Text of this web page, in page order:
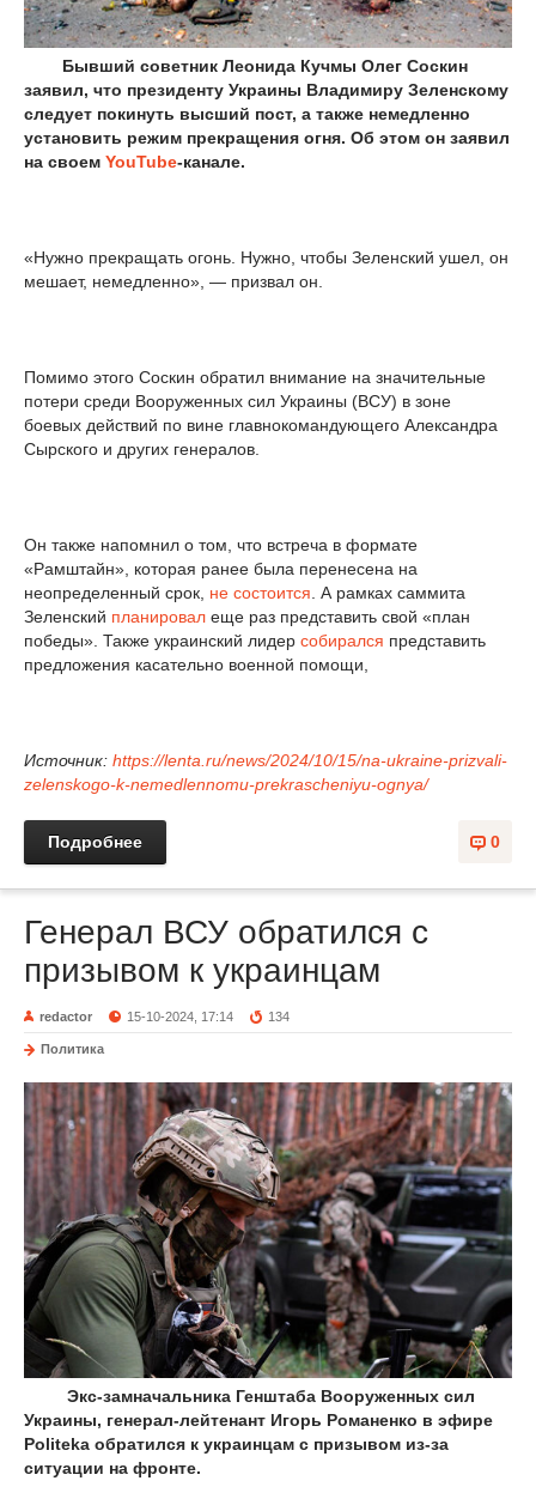
Бывший советник Леонида Кучмы Олег Соскин
заявил, что президенту Украины Владимиру Зеленскому
следует покинуть высший пост, а также немедленно
установить режим прекращения огня. Об этом он заявил
на своем YouTube-канале.
«Нужно прекращать огонь. Нужно, чтобы Зеленский ушел, он
мешает, немедленно», — призвал он.
Помимо этого Соскин обратил внимание на значительные
потери среди Вооруженных сил Украины (ВСУ) в зоне
боевых действий по вине главнокомандующего Александра
Сырского и других генералов.
Он также напомнил о том, что встреча в формате
«Рамштайн», которая ранее была перенесена на
неопределенный срок, не состоится . А рамках саммита
Зеленский планировал еще раз представить свой «план
победы». Также украинский лидер собирался представить
предложения касательно военной помощи,
Источник: https://lenta.ru/news/2024/10/15/na-ukraine-prizvali-
zelenskogo-k-nemedlennomu-prekrascheniyu-ognya/
0
Подробнее
Генерал ВСУ обратился с
призывом к украинцам
redactor 15-10-2024, 17:14 134
Политика
Экс-замначальника Генштаба Вооруженных сил
Украины, генерал-лейтенант Игорь Романенко в эфире
Politeka обратился к украинцам с призывом из-за
ситуации на фронте.